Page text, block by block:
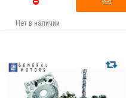
Нет в наличии